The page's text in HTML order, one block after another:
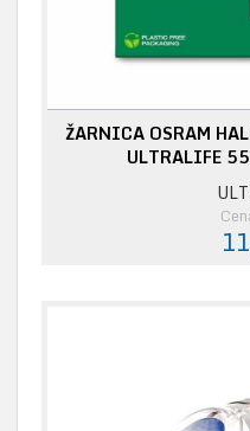
ŽARNICA OSRAM
ULTRALIFE